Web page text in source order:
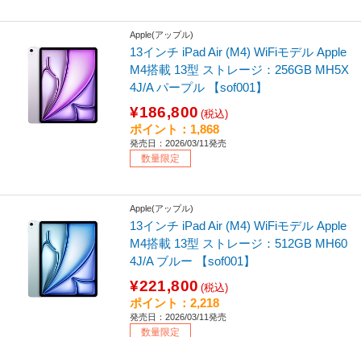
Apple(アップル)
13インチ iPad Air (M4) WiFiモデル Apple
M4搭載 13型 ストレージ：256GB MH5X
4J/A パープル 【sof001】
¥186,800 (税込)
ポイント：1,868
発売日：2026/03/11発売
数量限定
Apple(アップル)
13インチ iPad Air (M4) WiFiモデル Apple
M4搭載 13型 ストレージ：512GB MH60
4J/A ブルー 【sof001】
¥221,800 (税込)
ポイント：2,218
発売日：2026/03/11発売
数量限定